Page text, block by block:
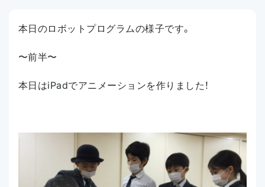
アクセス
本日のロボットプログラムの様子です。
〜前半〜
本日はiPadでアニメーションを作りました！